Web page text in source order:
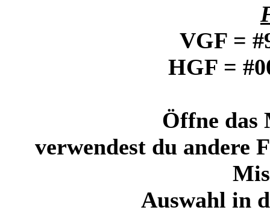
VGF =
HGF =
Öffne das
verwendest du andere
Auswahl in